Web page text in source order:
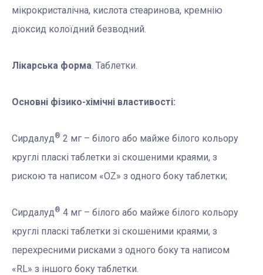
мікрокристалічна, кислота стеаринова, кремнію
діоксид колоїдний безводний.
Лікарська форма. Таблетки.
Основні фізико-хімічні властивості:
Сирдалуд® 2 мг – білого або майже білого кольору
круглі пласкі таблетки зі скошеними краями, з
рискою та написом «OZ» з одного боку таблетки;
Сирдалуд® 4 мг – білого або майже білого кольору
круглі пласкі таблетки зі скошеними краями, з
перехресними рисками з одного боку та написом
«RL» з іншого боку таблетки.